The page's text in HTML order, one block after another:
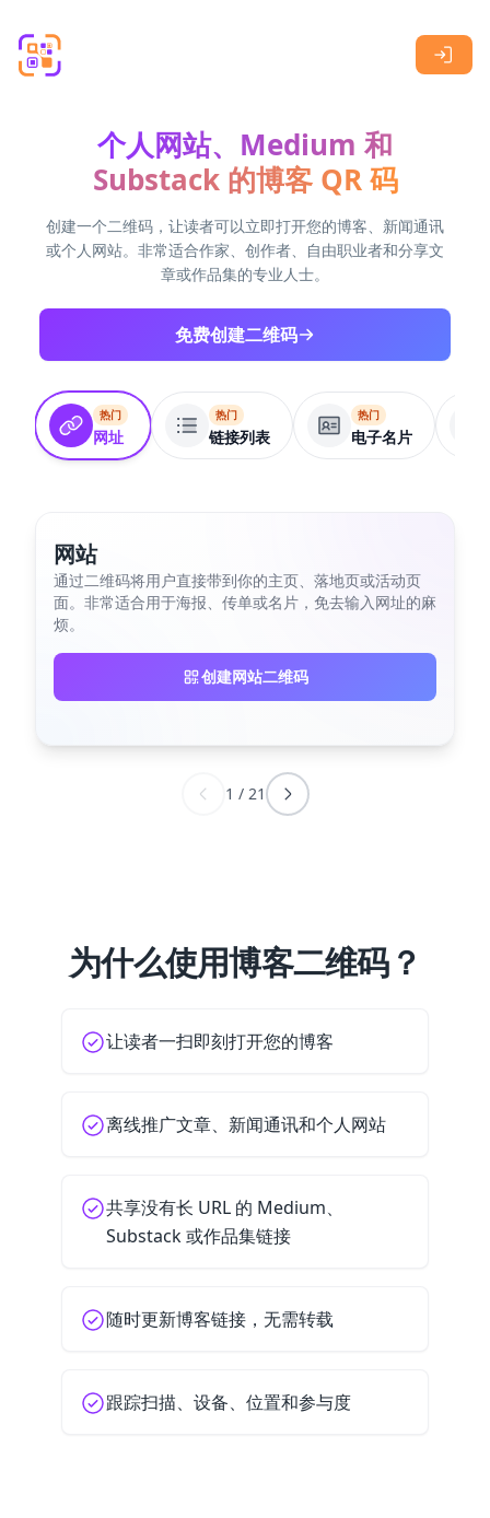
个人网站、Medium 和
Substack 的博客 QR 码
创建一个二维码，让读者可以立即打开您的博客、新闻通讯
或个人网站。非常适合作家、创作者、自由职业者和分享文
章或作品集的专业人士。
免费创建二维码
热门
网址
热门
链接列表
热门
电子名片
网站
通过二维码将用户直接带到你的主页、落地页或活动页
面。非常适合用于海报、传单或名片，免去输入网址的麻
烦。
创建网站二维码
1 / 21
为什么使用博客二维码？
让读者一扫即刻打开您的博客
离线推广文章、新闻通讯和个人网站
共享没有长 URL 的 Medium、
Substack 或作品集链接
随时更新博客链接，无需转载
跟踪扫描、设备、位置和参与度